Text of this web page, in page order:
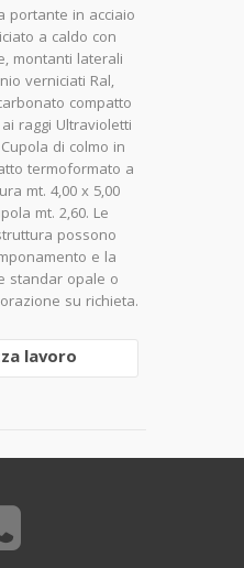
portante in acciaio
a caldo con
montanti laterali
verniciati Ral,
compatto
raggi Ultravioletti
di colmo in
termoformato a
mt. 4,00 x 5,00
mt. 2,60. Le
possono
e la
standar opale o
su richieta.
lavoro